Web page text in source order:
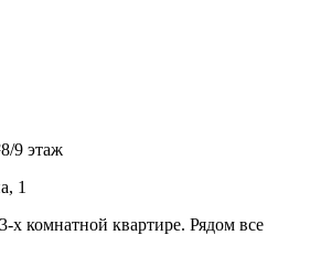
8/9 этаж
1
х комнатной квартире. Рядом все